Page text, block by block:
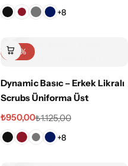
+8
-16%
Dynamic Basıc – Erkek Likralı
Scrubs Üniforma Üst
₺1.125,00
₺950,00
+8